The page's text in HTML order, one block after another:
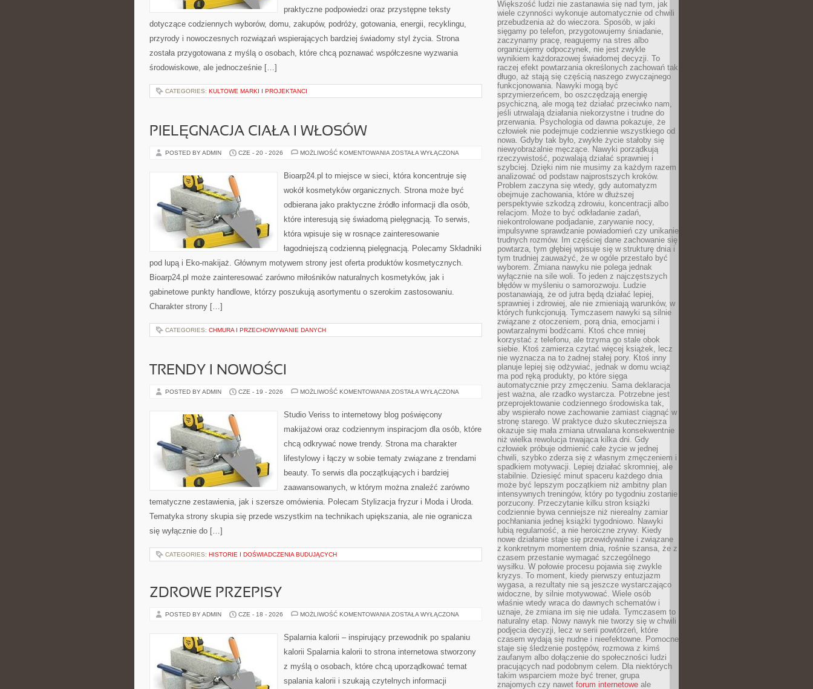
praktyczne podpowiedzi oraz przystępne teksty
dotyczące codziennych wyborów, domu, zakupów, podróży, gotowania, energii, recyklingu,
przyrody i nowoczesnych rozwiązań wspierających bardziej świadomy styl życia. Strona
została przygotowana z myślą o osobach, które chcą poznawać współczesne wyzwania
środowiskowe, ale jednocześnie […]
CATEGORIES: KULTOWE MARKI I PROJEKTANCI
PIELĘGNACJA CIAŁA I WŁOSÓW
POSTED BY ADMIN CZE - 20 - 2026 MOŻLIWOŚĆ KOMENTOWANIA PIELĘGNACJA
WŁOSÓW
ZOSTAŁA WYŁĄCZONA
Bioarp24.pl to miejsce w sieci, która koncentruje się
wokół kosmetyków organicznych. Strona może być
odbierana jako praktyczne źródło informacji dla osób,
które interesują się świadomą pielęgnacją. To serwis,
która wpisuje się w rosnące zainteresowanie
łagodniejszą codzienną pielęgnacją. Polecamy Składniki
pod lupą i Eko-makijaż. Głównym motywem strony jest oferta produktów kosmetycznych.
Bioarp24.pl może zainteresować zarówno miłośników naturalnych kosmetyków, jak i
gabinetowe punkty handlowe, którzy poszukują asortymentu o szerokim zastosowaniu.
Charakter strony […]
CATEGORIES: CHMURA I PRZECHOWYWANIE DANYCH
TRENDY I NOWOŚCI
POSTED BY ADMIN CZE - 19 - 2026 MOŻLIWOŚĆ KOMENTOWANIA TRENDY
ZOSTAŁA WYŁĄCZONA
Studio Veriss to internetowy blog poświęcony
makijażowi oraz codziennym inspiracjom dla osób, które
chcą odkrywać nowe trendy. Strona ma charakter
lifestylowy i łączy w sobie tematy związane z trendami
beauty. To serwis dla początkujących i bardziej
zaawansowanych, w którym można znaleźć zarówno
tematyczne zestawienia, jak i szersze omówienia. Polecam Stylizacja fryzur i Moda i Uroda.
Tematyka strony skupia się przede wszystkim na technikach upiększania, ale nie ogranicza
się wyłącznie do […]
CATEGORIES: HISTORIE I DOŚWIADCZENIA BUDUJĄCYCH
ZDROWE PRZEPISY
POSTED BY ADMIN CZE - 18 - 2026 MOŻLIWOŚĆ KOMENTOWANIA ZDROWE
ZOSTAŁA WYŁĄCZONA
Spalarnia kalorii – inspirujący przewodnik po spalaniu
kalorii Spalarnia kalorii to strona internetowa stworzony
z myślą o osobach, które chcą uporządkować temat
spalania kalorii i szukają czytelnych informacji
Większość ludzi nie zastanawia się nad tym, jak
wiele czynności wykonuje automatycznie od chwili
przebudzenia aż do wieczora. Sposób, w jaki
sięgamy po telefon, przygotowujemy śniadanie,
zaczynamy pracę, reagujemy na stres albo
organizujemy odpoczynek, nie jest zwykle
wynikiem każdorazowej świadomej decyzji. To
raczej efekt powtarzania określonych zachowań tak
długo, aż stają się częścią naszego zwyczajnego
funkcjonowania. Nawyki mogą być
sprzymierzeńcem, bo oszczędzają energię
psychiczną, ale mogą też działać przeciwko nam,
jeśli utrwalają działania niekorzystne i trudne do
przerwania. Psychologia od dawna pokazuje, że
człowiek nie podejmuje codziennie wszystkiego od
nowa. Gdyby tak było, zwykłe życie stałoby się
niewyobrażalnie męczące. Nawyki porządkują
rzeczywistość, pozwalają działać sprawniej i
szybciej. Dzięki nim nie musimy za każdym razem
analizować od podstaw najprostszych kroków.
Problem zaczyna się wtedy, gdy automatyzm
obejmuje zachowania, które w dłuższej
perspektywie szkodzą zdrowiu, koncentracji albo
relacjom. Może to być odkładanie zadań,
niekontrolowane podjadanie, zarywanie nocy,
impulsywne sprawdzanie powiadomień czy unikanie
trudnych rozmów. Im częściej dane zachowanie się
powtarza, tym głębiej wpisuje się w strukturę dnia i
tym trudniej zauważyć, że w ogóle przestało być
wyborem. Zmiana nawyku nie polega jednak
wyłącznie na sile woli. To jeden z najczęstszych
błędów w myśleniu o samorozwoju. Ludzie
postanawiają, że od jutra będą działać lepiej,
sprawniej i zdrowiej, ale nie zmieniają warunków, w
których funkcjonują. Tymczasem nawyki są silnie
związane z otoczeniem, porą dnia, emocjami i
powtarzalnymi bodźcami. Ktoś chce mniej
korzystać z telefonu, ale trzyma go stale obok
siebie. Ktoś zamierza czytać więcej książek, lecz
nie wyznacza na to żadnej stałej pory. Ktoś inny
planuje lepiej się odżywiać, jednak w domu wciąż
ma pod ręką produkty, po które sięga
automatycznie przy zmęczeniu. Sama deklaracja
jest ważna, ale rzadko wystarcza. Potrzebne jest
przeprojektowanie codziennego środowiska tak,
aby wspierało nowe zachowanie zamiast ciągnąć w
stronę starego. W praktyce dużo skuteczniejsza
okazuje się mała zmiana utrwalana konsekwentnie
niż wielka rewolucja trwająca kilka dni. Gdy
człowiek próbuje odmienić całe życie w jednej
chwili, szybko zderza się z własnym zmęczeniem i
spadkiem motywacji. Lepiej działać skromniej, ale
stabilnie. Dziesięć minut spaceru każdego dnia
może być lepszym początkiem niż ambitny plan
intensywnych treningów, który po tygodniu zostanie
porzucony. Przeczytanie kilku stron książki
codziennie bywa cenniejsze niż nierealny zamiar
pochłaniania jednej książki tygodniowo. Nawyki
lubią regularność, a nie heroiczne zrywy. Kiedy
nowe działanie staje się przewidywalne i związane
z konkretnym momentem dnia, rośnie szansa, że z
czasem przestanie wymagać szczególnego
wysiłku. W połowie procesu pojawia się zwykle
kryzys. To moment, kiedy pierwszy entuzjazm
wygasa, a rezultaty nie są jeszcze wystarczająco
widoczne, by silnie motywować. Wiele osób
właśnie wtedy wraca do dawnych schematów i
uznaje, że zmiana im się nie udała. Tymczasem to
naturalny etap. Nowy nawyk nie tworzy się w chwili
podjęcia decyzji, lecz w serii powtórzeń, które
czasem wydają się nudne i nieefektowne. Pomocne
staje się śledzenie postępów, rozmowa z kimś
zaufanym albo dołączenie do społeczności ludzi
pracujących nad podobnym celem. Dla niektórych
takim wsparciem może być trener, grupa
znajomych czy nawet forum internetowe ale